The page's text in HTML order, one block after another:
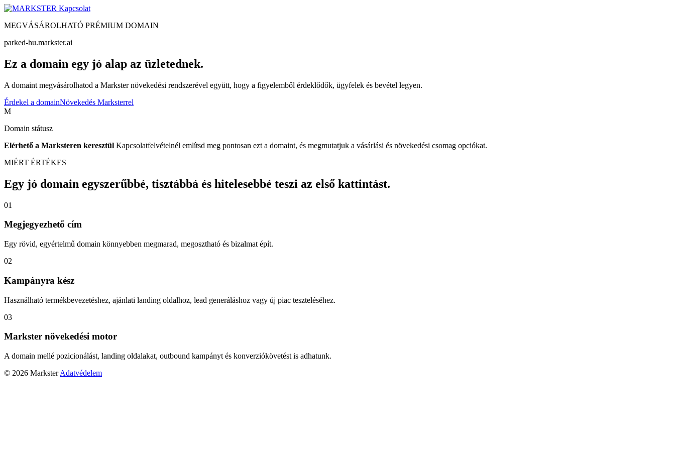
Kapcsolat
MEGVÁSÁROLHATÓ PRÉMIUM DOMAIN
parked-hu.markster.ai
Ez a domain egy jó alap az üzletednek.
A domaint megvásárolhatod a Markster növekedési rendszerével együtt, hogy a figyelemből érdeklődők, ügyfelek és bevétel legyen.
Érdekel a domainNövekedés Marksterrel
M
Domain státusz
Elérhető a Marksteren keresztül Kapcsolatfelvételnél említsd meg pontosan ezt a domaint, és megmutatjuk a vásárlási és növekedési csomag opciókat.
MIÉRT ÉRTÉKES
Egy jó domain egyszerűbbé, tisztábbá és hitelesebbé teszi az első kattintást.
01
Megjegyezhető cím
Egy rövid, egyértelmű domain könnyebben megmarad, megosztható és bizalmat épít.
02
Kampányra kész
Használható termékbevezetéshez, ajánlati landing oldalhoz, lead generáláshoz vagy új piac teszteléséhez.
03
Markster növekedési motor
A domain mellé pozicionálást, landing oldalakat, outbound kampányt és konverziókövetést is adhatunk.
© 2026 Markster Adatvédelem